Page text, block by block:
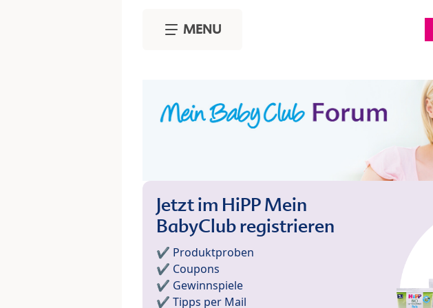
MENU
Jetzt im HiPP Mein
BabyClub registrieren
✔️ Produktproben
✔️ Coupons
✔️ Gewinnspiele
✔️ Tipps per Mail